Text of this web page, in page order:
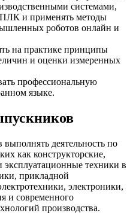
системами,
и применять методы
роботов онлайн и
на практике принципы
и оценки измеренных
профессиональную
языке.
деятельность по
как конструкторские,
техники в
прикладной
электроники,
и современного
производства.